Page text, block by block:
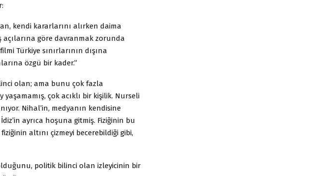
kendi kararlarını alırken daima
açılarına göre davranmak zorunda
Türkiye sınırlarının dışına
özgü bir kader.”
olan; ama bunu çok fazla
çok acıklı bir kişilik. Nurseli
Nihal’in, medyanın kendisine
ayrıca hoşuna gitmiş. Fiziğinin bu
altını çizmeyi becerebildiği gibi,
politik bilinci olan izleyicinin bir